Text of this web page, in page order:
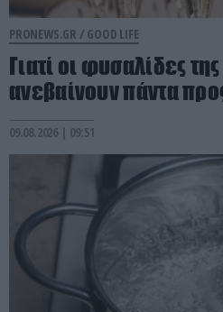
PRONEWS.GR / GOOD LIFE
Γιατί οι φυσαλίδες
ανεβαίνουν πάντα
09.08.2026 | 09:51